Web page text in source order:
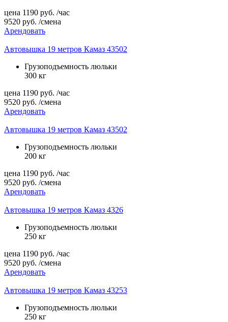
цена 1190 руб. /час
9520 руб. /смена
Арендовать
Автовышка 19 метров Камаз 43502
Грузоподъемность люльки
300 кг
цена 1190 руб. /час
9520 руб. /смена
Арендовать
Автовышка 19 метров Камаз 43502
Грузоподъемность люльки
200 кг
цена 1190 руб. /час
9520 руб. /смена
Арендовать
Автовышка 19 метров Камаз 4326
Грузоподъемность люльки
250 кг
цена 1190 руб. /час
9520 руб. /смена
Арендовать
Автовышка 19 метров Камаз 43253
Грузоподъемность люльки
250 кг